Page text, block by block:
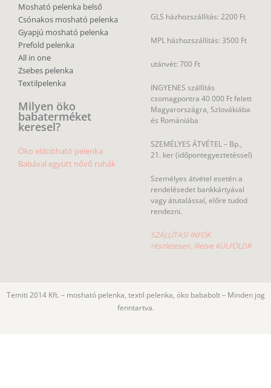
Mosható pelenka belső
Csónakos mosható pelenka
Gyapjú mosható pelenka
Prefold pelenka
All in one
Zsebes pelenka
Textilpelenka
Milyen öko
babaterméket
keresel?
Öko eldobható pelenka
Babával együtt nővő ruhák
GLS házhozszállítás: 2200 Ft
MPL házhozszállítás: 3500 Ft
utánvét: 700 Ft
INGYENES szállítás
csomagpontra 40 000 Ft felett
Magyarországra, Szlovákiába
és Romániába
SZEMÉLYES ÁTVÉTEL – Bp.,
21. ker (időpontegyeztetéssel)
Személyes átvétel esetén a
rendelésedet bankkártyával
vagy átutalással, előre tudod
rendezni.
SZÁLLÍTÁSI INFÓK
részletesen, illetve KÜLFÖLDR
Temiti 2014 Kft. – mosható pelenka, textil pelenka, öko bababolt – Minden jog
fenntartva.